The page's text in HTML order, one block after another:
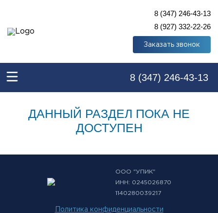
8 (347) 246-43-13
8 (927) 332-22-26
Заказать звонок
8 (347) 246-43-13
ДАННЫЙ РАЗДЕЛ ПОКА НЕ
ДОСТУПЕН
ООО "УПИК"
ИНН: 0245026870
1140280039217
Политика конфиденциальности